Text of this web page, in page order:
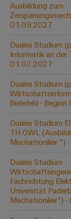
Sicherer
Betrieb
mit
Lösungen
für
die
Mehr
durch
Lösungen
für
die
im
Industrial
IoT
Service
EZA-
Ethernet
Touch-
Panels
und
und
Metering
Digitale
eShop
OCI-
SERVICES
finden
Solution
Partner
-
&
Events
Messen
&
Events
Ausbildung zum
01.09.2027
Duales Studium
Informatik an der
01.07.2027
Duales Studium
Bielefeld -
Duales Studium
TH OWL
Mechatroniker *)
Duales Studium
Fachrichtung
Universität
Mechatroniker*)